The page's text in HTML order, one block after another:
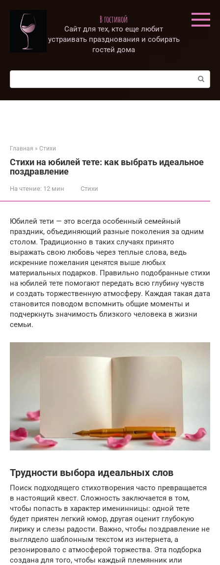
контенту
В гостиной
Сайт для тех, кто еще любит
устраивать празднования и собирать
гостей дома
Поиск:
Главная » Стихи
Стихи на юбилей тете: как выбрать идеальное
поздравление
На чтение: 12 мин Стихи
Юбилей тети — это всегда особенный семейный
праздник, объединяющий разные поколения за одним
столом. Традиционно в таких случаях принято
выражать свою любовь через теплые слова, ведь
искренние пожелания ценятся выше любых
материальных подарков. Правильно подобранные стихи
на юбилей тете помогают передать всю глубину чувств
и создать торжественную атмосферу. Каждая такая дата
становится поводом вспомнить общие моменты и
подчеркнуть значимость близкого человека в жизни
семьи.
Трудности выбора идеальных слов
Поиск подходящего стихотворения часто превращается
в настоящий квест. Сложность заключается в том,
чтобы попасть в характер именинницы: одной тете
будет приятен легкий юмор, другая оценит глубокую
лирику и слезы радости. Важно, чтобы поздравление не
выглядело шаблонным текстом из интернета, а
резонировало с атмосферой торжества. Эта подборка
создана для того, чтобы каждый племянник или